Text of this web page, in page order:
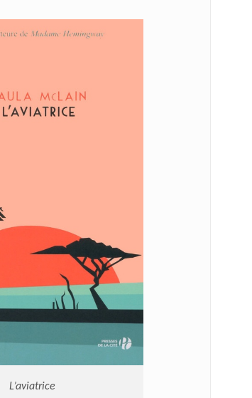
L’aviatrice